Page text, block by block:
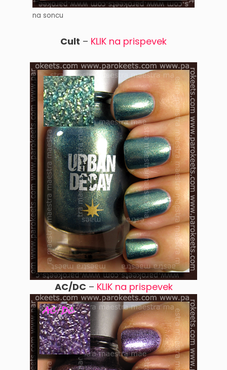
na soncu
Cult – KLIK na prispevek
AC/DC– KLIK na prispevek